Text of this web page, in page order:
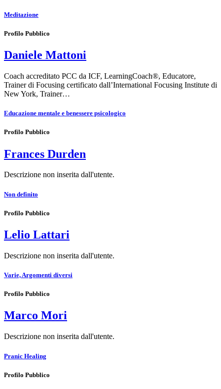
Meditazione
Profilo Pubblico
Daniele Mattoni
Coach accreditato PCC da ICF, LearningCoach®, Educatore,
Trainer di Focusing certificato dall’International Focusing Institute di
New York, Trainer…
Educazione mentale e benessere psicologico
Profilo Pubblico
Frances Durden
Descrizione non inserita dall'utente.
Non definito
Profilo Pubblico
Lelio Lattari
Descrizione non inserita dall'utente.
Varie, Argomenti diversi
Profilo Pubblico
Marco Mori
Descrizione non inserita dall'utente.
Pranic Healing
Profilo Pubblico